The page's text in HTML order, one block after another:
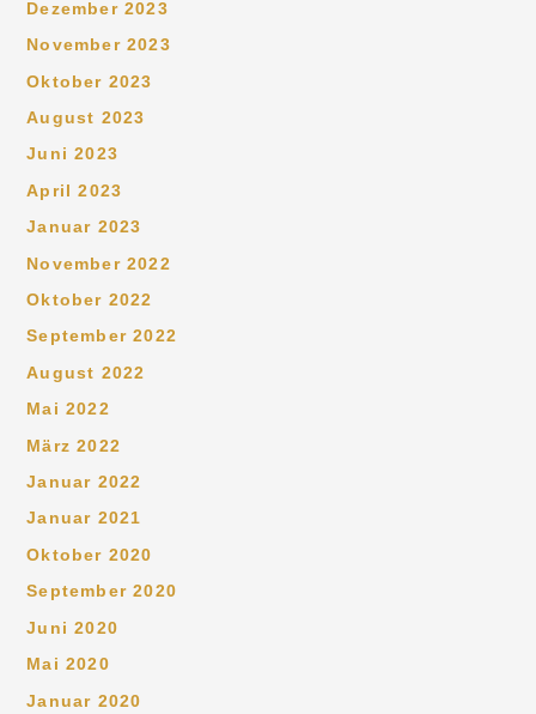
Dezember 2023
November 2023
Oktober 2023
August 2023
Juni 2023
April 2023
Januar 2023
November 2022
Oktober 2022
September 2022
August 2022
Mai 2022
März 2022
Januar 2022
Januar 2021
Oktober 2020
September 2020
Juni 2020
Mai 2020
Januar 2020